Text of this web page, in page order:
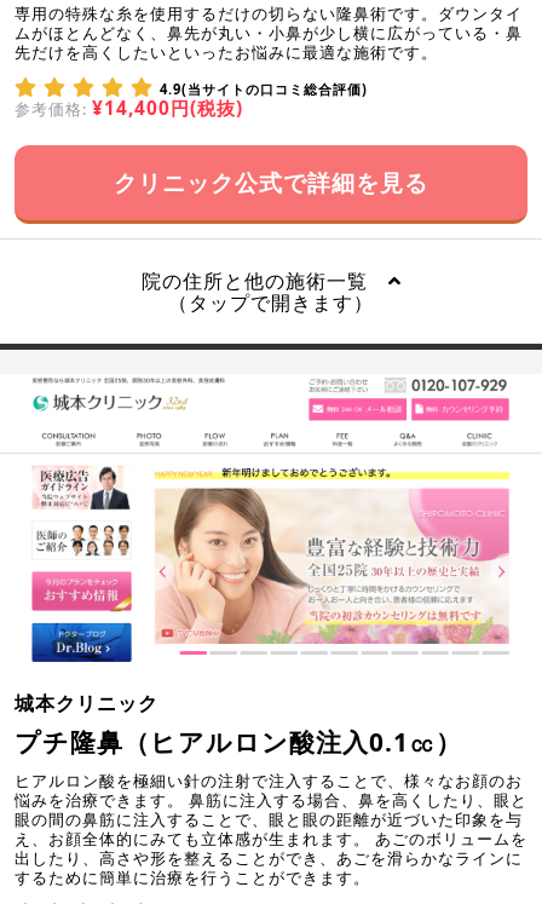
専用の特殊な糸を使用するだけの切らない隆鼻術です。ダウンタイ
ムがほとんどなく、鼻先が丸い・小鼻が少し横に広がっている・鼻
先だけを高くしたいといったお悩みに最適な施術です。
4.9(当サイトの口コミ総合評価)
参考価格: ¥14,400円(税抜)
クリニック公式で詳細を見る
院の住所と他の施術一覧
（タップで開きます）
城本クリニック
プチ隆鼻（ヒアルロン酸注入0.1㏄）
ヒアルロン酸を極細い針の注射で注入することで、様々なお顔のお
悩みを治療できます。 鼻筋に注入する場合、鼻を高くしたり、眼と
眼の間の鼻筋に注入することで、眼と眼の距離が近づいた印象を与
え、お顔全体的にみても立体感が生まれます。 あごのボリュームを
出したり、高さや形を整えることができ、あごを滑らかなラインに
するために簡単に治療を行うことができます。